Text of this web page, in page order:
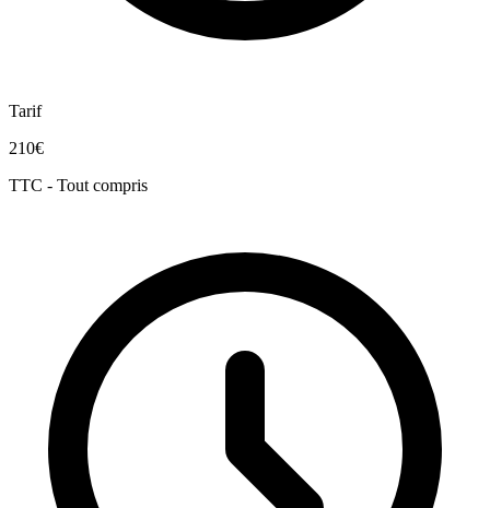
Tarif
210€
TTC - Tout compris